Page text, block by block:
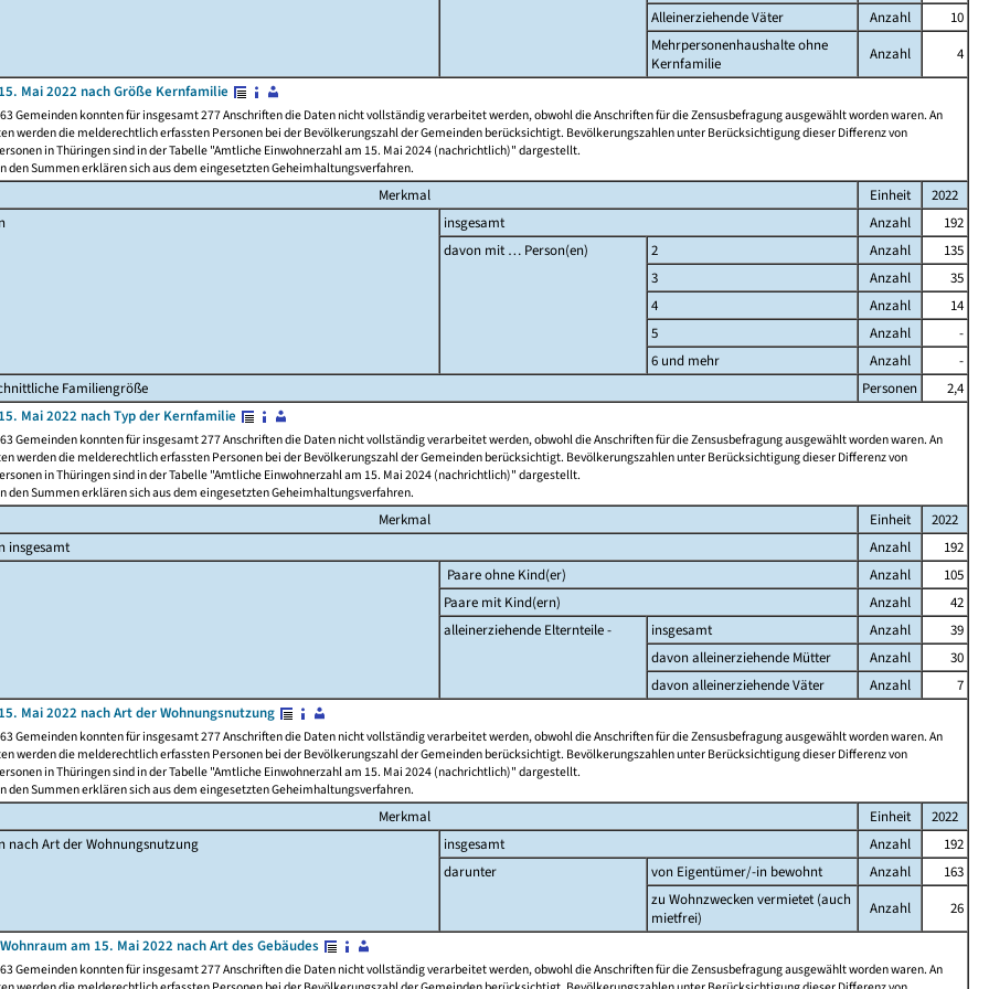
Alleinerziehende Väter Anzahl
10
Mehrpersonenhaushalte ohne
Kernfamilie
Anzahl
4
Mai 2022 nach Größe Kernfamilie
Gemeinden konnten für insgesamt 277 Anschriften die Daten nicht vollständig verarbeitet werden, obwohl die Anschriften für die Zensusbefragung ausgewählt worden waren. An
werden die melderechtlich erfassten Personen bei der Bevölkerungszahl der Gemeinden berücksichtigt. Bevölkerungszahlen unter Berücksichtigung dieser Differenz von
in Thüringen sind in der Tabelle "Amtliche Einwohnerzahl am 15. Mai 2024 (nachrichtlich)" dargestellt.
den Summen erklären sich aus dem eingesetzten Geheimhaltungsverfahren.
Merkmal Einheit
2022
insgesamt Anzahl
192
davon mit … Person(en)
2 Anzahl
135
3
Anzahl
35
4
Anzahl
14
5
Anzahl
-
6 und mehr
Anzahl
-
Familiengröße
Personen
2,4
Mai 2022 nach Typ der Kernfamilie
Gemeinden konnten für insgesamt 277 Anschriften die Daten nicht vollständig verarbeitet werden, obwohl die Anschriften für die Zensusbefragung ausgewählt worden waren. An
werden die melderechtlich erfassten Personen bei der Bevölkerungszahl der Gemeinden berücksichtigt. Bevölkerungszahlen unter Berücksichtigung dieser Differenz von
in Thüringen sind in der Tabelle "Amtliche Einwohnerzahl am 15. Mai 2024 (nachrichtlich)" dargestellt.
den Summen erklären sich aus dem eingesetzten Geheimhaltungsverfahren.
Merkmal Einheit
2022
insgesamt
Anzahl
192
Paare ohne Kind(er)
Anzahl
105
Paare mit Kind(ern)
Anzahl
42
alleinerziehende Elternteile -
insgesamt Anzahl
39
davon alleinerziehende Mütter
Anzahl
30
davon alleinerziehende Väter
Anzahl
7
Mai 2022 nach Art der Wohnungsnutzung
Gemeinden konnten für insgesamt 277 Anschriften die Daten nicht vollständig verarbeitet werden, obwohl die Anschriften für die Zensusbefragung ausgewählt worden waren. An
werden die melderechtlich erfassten Personen bei der Bevölkerungszahl der Gemeinden berücksichtigt. Bevölkerungszahlen unter Berücksichtigung dieser Differenz von
in Thüringen sind in der Tabelle "Amtliche Einwohnerzahl am 15. Mai 2024 (nachrichtlich)" dargestellt.
den Summen erklären sich aus dem eingesetzten Geheimhaltungsverfahren.
Merkmal Einheit
2022
nach Art der Wohnungsnutzung
insgesamt Anzahl
192
darunter
von Eigentümer/-in bewohnt Anzahl
163
zu Wohnzwecken vermietet (auch
mietfrei)
Anzahl
26
am 15. Mai 2022 nach Art des Gebäudes
Gemeinden konnten für insgesamt 277 Anschriften die Daten nicht vollständig verarbeitet werden, obwohl die Anschriften für die Zensusbefragung ausgewählt worden waren. An